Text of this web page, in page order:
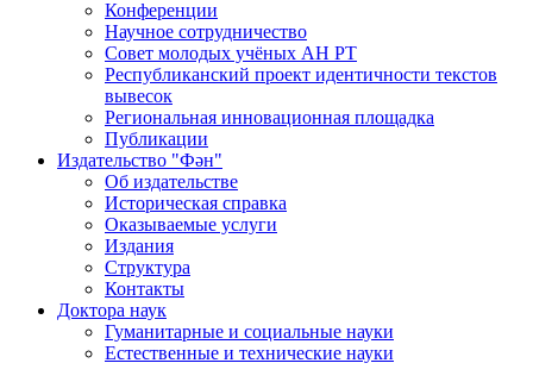
Конференции
Научное сотрудничество
Совет молодых учёных АН РТ
Республиканский проект идентичности текстов
вывесок
Региональная инновационная площадка
Публикации
Издательство "Фән"
Об издательстве
Историческая справка
Оказываемые услуги
Издания
Структура
Контакты
Доктора наук
Гуманитарные и социальные науки
Естественные и технические науки